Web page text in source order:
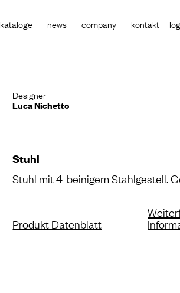
kataloge news company kontakt
Designer
Luca Nichetto
Stuhl
Stuhl mit 4-beinigem Stahlgestell.
Produkt Datenblatt